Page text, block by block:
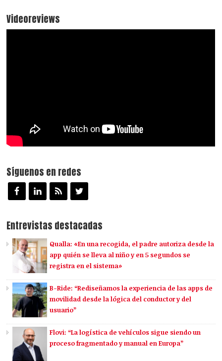
Videoreviews
Síguenos en redes
Entrevistas destacadas
Qualla: «En una recogida, el padre autoriza desde la
app quién se lleva al niño y en 5 segundos se
registra en el sistema»
B-Ride: “Rediseñamos la experiencia de las apps de
movilidad desde la lógica del conductor y del
usuario”
Flovi: “La logística de vehículos sigue siendo un
proceso fragmentado y manual en Europa”